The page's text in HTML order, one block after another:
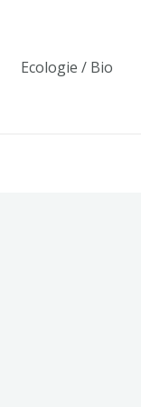
Ecologie / Bio